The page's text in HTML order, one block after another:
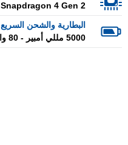
Snapdragon 4 Gen 2
البطارية والشحن السريع
5000 مللي أمبير - 80 واط